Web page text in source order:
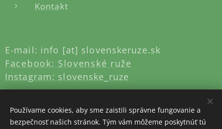
Kontakt
E-mail: info [at] slovenskeruze.sk
Facebook: Slovenské ruže
Instagram: slovenske_ruze
Používame cookies, aby sme zaistili správne fungovanie a
bezpečnosť našich stránok. Tým vám môžeme poskytnúť tú